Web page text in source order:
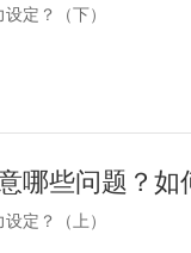
定？（下）
定？（上）